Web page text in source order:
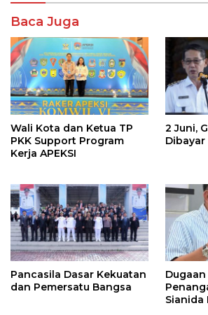
Baca Juga
Wali Kota dan Ketua TP
PKK Support Program
Kerja APEKSI
2 Juni,
Dibayar
Pancasila Dasar Kekuatan
dan Pemersatu Bangsa
Sianida